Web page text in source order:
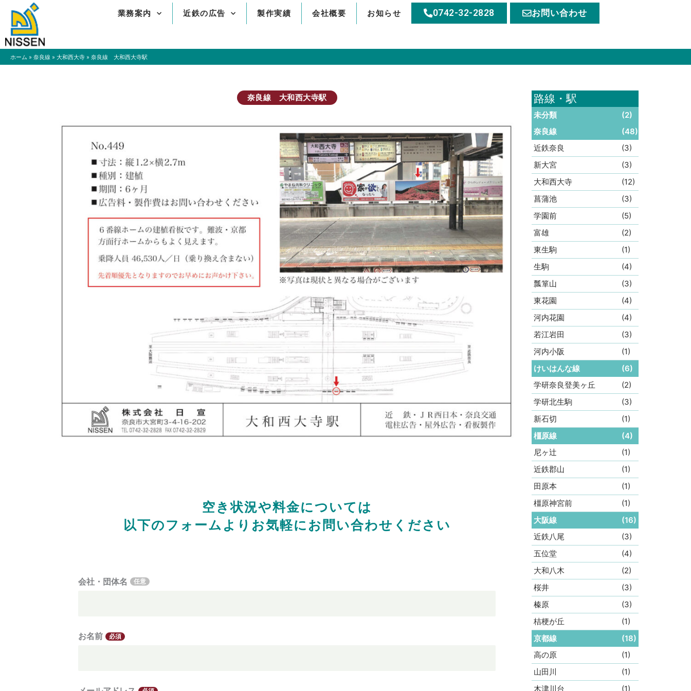
ス
ッ
業務案内 近鉄の広告 製作実績 会社概要 お知らせ 0742-32-2828 お問い合わせ
ホーム » 奈良線 » 大和西大寺 » 奈良線 大和西大寺駅
奈良線 大和西大寺駅
空き状況や料金については
以下のフォームより お気軽にお問い合わせください
会社・団体名 任意
お名前 必須
路線・駅
未分類
(2)
奈良線
(48)
近鉄奈良
(3)
新大宮
(3)
大和西大寺
(12)
菖蒲池
(3)
学園前
(5)
富雄
(2)
東生駒
(1)
生駒
(4)
瓢箪山
(3)
東花園
(4)
河内花園
(4)
若江岩田
(3)
河内小阪
(1)
けいはんな線
(6)
学研奈良登美ヶ丘
(2)
学研北生駒
(3)
新石切
(1)
橿原線
(4)
尼ヶ辻
(1)
近鉄郡山
(1)
田原本
(1)
橿原神宮前
(1)
大阪線
(16)
近鉄八尾
(3)
五位堂
(4)
大和八木
(2)
桜井
(3)
榛原
(3)
桔梗が丘
(1)
京都線
(18)
高の原
(1)
山田川
(1)
木津川台
(1)